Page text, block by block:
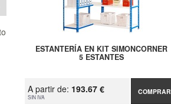
ESTANTERÍA EN KIT SIMONCORNER
5 ESTANTES
A partir de: 193.67 €
SIN IVA
COMPRAR